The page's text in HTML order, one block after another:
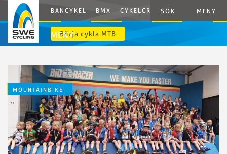
BANCYKEL BMX CYKELCROSS E-CYCLING
SÖK MENY
MENY
Börja cykla MTB
MOUNTAINBIKE